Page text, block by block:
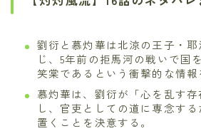
劉衍と慕灼華は北涼の王子・
じ、5年前の拒馬河の戦いで国
笑棠であるという衝撃的な情報
慕灼華は、劉衍が「心を乱す
し、官吏としての道に専念す
置くことを決意する。